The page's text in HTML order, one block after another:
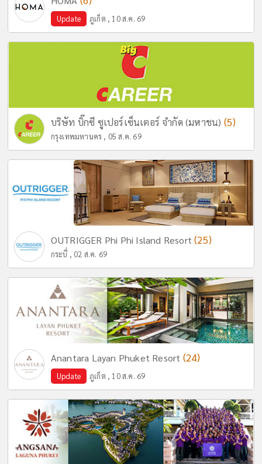
Update ภูเก็ต , 10 ส.ค. 69
บริษัท บิ๊กซี ซูเปอร์เซ็นเตอร์ จำกัด (มหาชน) (5)
กรุงเทพมหานคร , 05 ส.ค. 69
OUTRIGGER Phi Phi Island Resort(25)
กระบี่ , 02 ส.ค. 69
Anantara Layan Phuket Resort (24)
Update ภูเก็ต , 10 ส.ค. 69